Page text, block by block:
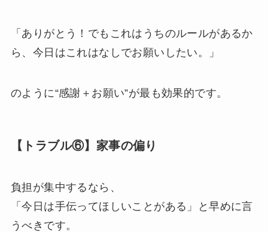
「ありがとう！でもこれはうちのルールがあるか
ら、今日はこれはなしでお願いしたい。」
のように“感謝＋お願い”が最も効果的です。
【トラブル⑥】家事の偏り
負担が集中するなら、
「今日は手伝ってほしいことがある」と早めに言
うべきです。